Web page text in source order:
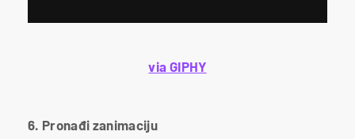
via GIPHY
6. Pronađi zanimaciju